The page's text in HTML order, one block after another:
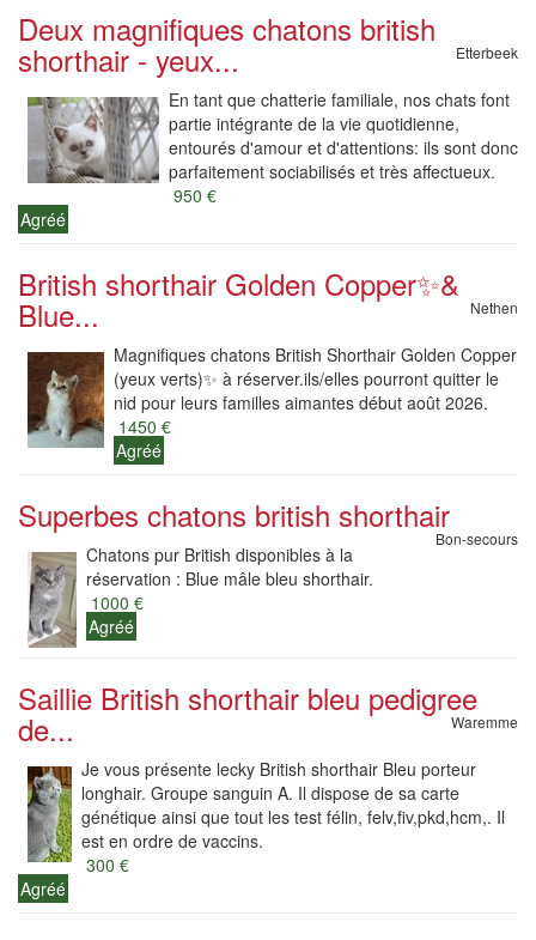
Deux magnifiques chatons british
shorthair - yeux... Etterbeek
En tant que chatterie familiale, nos chats font
partie intégrante de la vie quotidienne,
entourés d'amour et d'attentions: ils sont donc
parfaitement sociabilisés et très affectueux.
950 €
Agréé
British shorthair Golden Copper✨️&
Blue... Nethen
Magnifiques chatons British Shorthair Golden Copper
(yeux verts)✨️ à réserver.ils/elles pourront quitter le
nid pour leurs familles aimantes début août 2026.
1450 €
Agréé
Superbes chatons british shorthair
Bon-secours
Chatons pur British disponibles à la
réservation : Blue mâle bleu shorthair.
1000 €
Agréé
Saillie British shorthair bleu pedigree
de... Waremme
Je vous présente lecky British shorthair Bleu porteur
longhair. Groupe sanguin A. Il dispose de sa carte
génétique ainsi que tout les test félin, felv,fiv,pkd,hcm,. Il
est en ordre de vaccins.
300 €
Agréé